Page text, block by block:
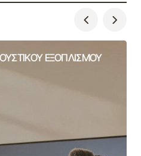
ΕΞΟΠΛΙΣΜΟΥ